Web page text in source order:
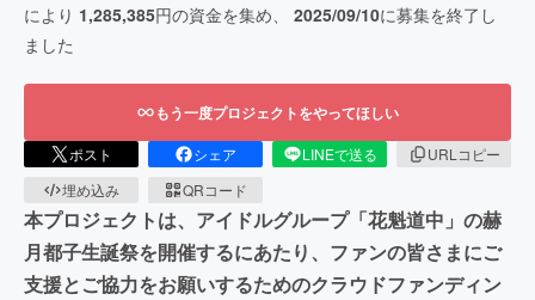
により 1,285,385円の資金を集め、 2025/09/10に募集を終了し
ました
もう一度プロジェクトをやってほしい
ポスト シェア LINEで送る
URLコピー
埋め込み
QRコード
本プロジェクトは、アイドルグループ「花魁道中」の赫
月都子生誕祭を開催するにあたり、ファンの皆さまにご
支援とご協力をお願いするためのクラウドファンディン